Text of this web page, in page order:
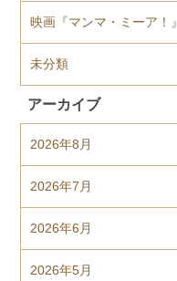
映画『マンマ・ミーア！』
未分類
アーカイブ
2026年8月
2026年7月
2026年6月
2026年5月